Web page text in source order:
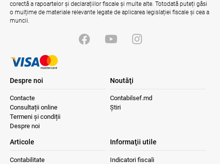
corectă a rapoartelor și declarațiilor fiscale și multe alte. Totodată puteți găsi
o mulțime de materiale relevante legate de aplicarea legislației fiscale și cea a
muncii.
Despre noi
Contacte
Consultații online
Termeni și condiții
Despre noi
Noutăţi
Contabilsef.md
Știri
Articole
Contabilitate
Informaţii utile
Indicatori fiscali